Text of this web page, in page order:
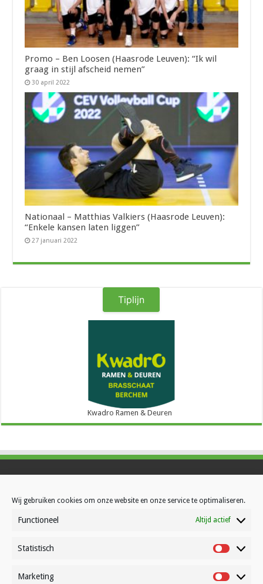
Wij gebruiken cookies om onze website en onze service te optimaliseren.
Functioneel Altijd actief
Statistisch Statistisch
Marketing
Promo – Ben Loosen (Haasrode Leuven): “Ik wil
graag in stijl afscheid nemen”
30 april 2022
Nationaal – Matthias Valkiers (Haasrode Leuven):
“Enkele kansen laten liggen”
27 januari 2022
Tiplijn
Kwadro Ramen & Deuren
Contact